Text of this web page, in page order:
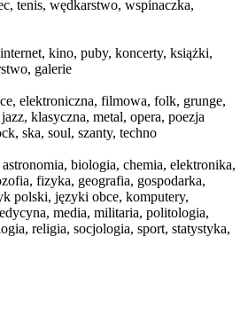
tenis, wędkarstwo, wspinaczka,
kino, puby, koncerty, książki,
galerie
elektroniczna, filmowa, folk, grunge,
klasyczna, metal, opera, poezja
ska, soul, szanty, techno
biologia, chemia, elektronika,
fizyka, geografia, gospodarka,
polski, języki obce, komputery,
media, militaria, politologia,
religia, socjologia, sport, statystyka,